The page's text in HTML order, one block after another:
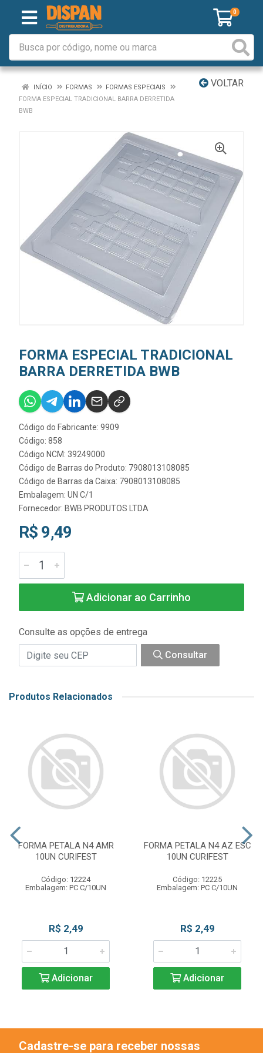
0
VOLTAR
INÍCIO FORMAS
FORMAS ESPECIAIS
FORMA ESPECIAL TRADICIONAL BARRA DERRETIDA
BWB
FORMA ESPECIAL TRADICIONAL
BARRA DERRETIDA BWB
Código do Fabricante: 9909
Código: 858
Código NCM: 39249000
Código de Barras do Produto: 7908013108085
Código de Barras da Caixa: 7908013108085
Embalagem: UN C/1
Fornecedor: BWB PRODUTOS LTDA
R$ 9,49
Adicionar ao Carrinho
Consulte as opções de entrega
Consultar
Produtos Relacionados
FORMA PETALA N4 AMR
10UN CURIFEST
Código: 12224
Embalagem: PC C/10UN
R$ 2,49
Adicionar
FORMA PETALA N4 AZ ESC
10UN CURIFEST
Código: 12225
Embalagem: PC C/10UN
R$ 2,49
Adicionar
Cadastre-se para receber nossas